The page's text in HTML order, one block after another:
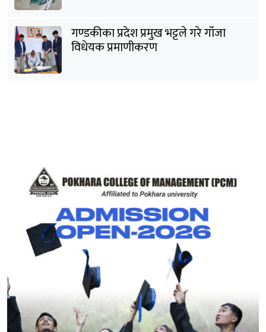
गण्डकीका प्रदेश प्रमुख भट्टले गरे गाँजा
विधेयक प्रमाणीकरण